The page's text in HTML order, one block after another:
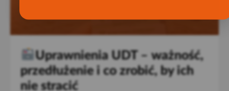
Uprawnienia UDT – ważność,
przedłużenie i co zrobić, by ich
nie stracić